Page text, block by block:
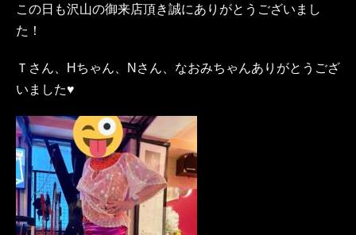
この日も沢山の御来店頂き誠にありがとうございまし
た！
Ｔさん、Hちゃん、Nさん、なおみちゃんありがとうござ
いました♥